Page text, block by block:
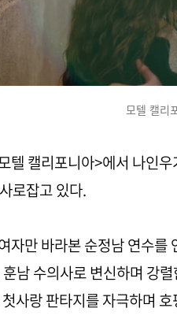
모텔 캘리
텔 캘리포니아>에서 나인우
로잡고 있다.
자만 바라본 순정남 연수
남 수의사로 변신하며 강
사랑 판타지를 자극하며